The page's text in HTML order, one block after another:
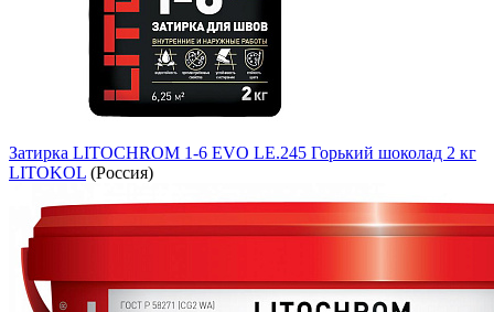
Затирка LITOCHROM 1-6 EVO LE.245 Горький шоколад 2 кг
LITOKOL (Россия)